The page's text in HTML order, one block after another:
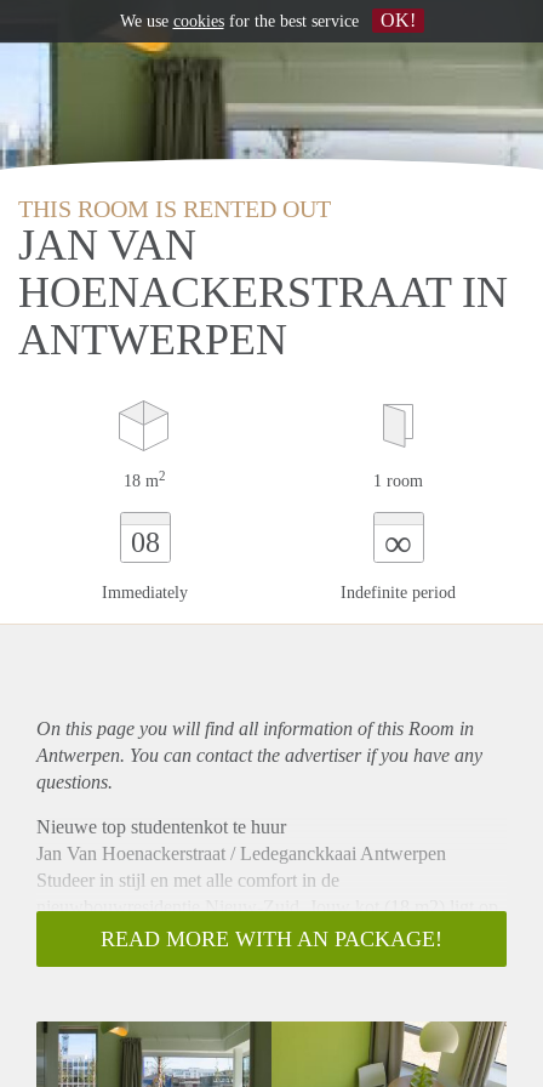
THIS ROOM IS RENTED OUT
JAN VAN
HOENACKERSTRAAT IN
ANTWERPEN
18 m2 1 room
08
Immediately
∞
Indefinite period
On this page you will find all information of this Room in
Antwerpen. You can contact the advertiser if you have any
questions.
Nieuwe top studentenkot te huur
Jan Van Hoenackerstraat / Ledeganckkaai Antwerpen
Studeer in stijl en met alle comfort in de
nieuwbouwresidentie Nieuw-Zuid. Jouw kot (18 m2) ligt op
de gelijkvloerse verdieping op het einde van een gang
(rustig). Het extra hoge plafond en het hoekraam met uitzicht
Jouw kot beschikt over een aparte badkot met douche, toilet
en wastafel. Wedden dat je je eigen ontbijtmeubel met
READ MORE WITH AN PACKAGE!
We use cookiesfor the best service OK!